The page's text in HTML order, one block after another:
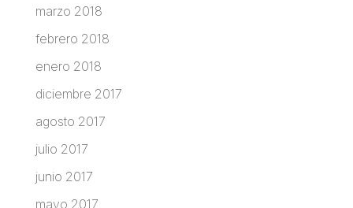
marzo 2018
febrero 2018
enero 2018
diciembre 2017
agosto 2017
julio 2017
junio 2017
mayo 2017